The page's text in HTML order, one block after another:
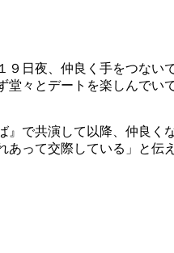
日夜、仲良く手をつな
々とデートを楽しんでい
で共演して以降、仲良
って交際している」と伝え